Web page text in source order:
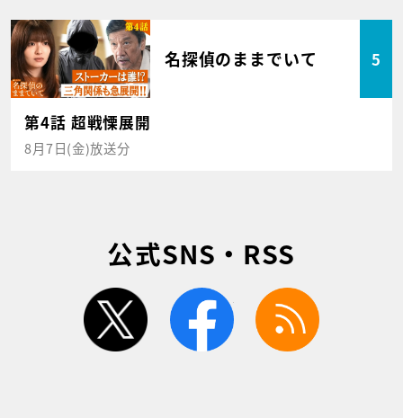
名探偵のままでいて 5
第4話 超戦慄展開
8月7日(金)放送分
公式SNS・RSS
twitter facebook